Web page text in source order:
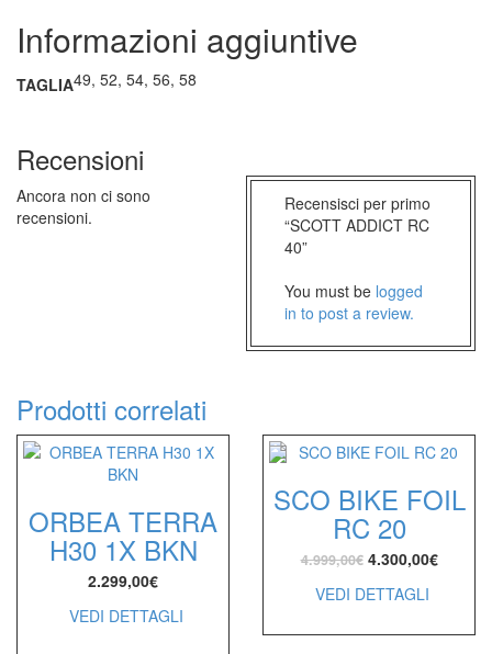
Informazioni aggiuntive
TAGLIA49, 52, 54, 56, 58
Recensioni
Ancora non ci sono
recensioni.
Recensisci per primo
“SCOTT ADDICT RC
40”
You must be logged
in to post a review.
Prodotti correlati
ORBEA TERRA
H30 1X BKN
2.299,00€
VEDI DETTAGLI
SCO BIKE FOIL
RC 20
4.999,00€ 4.300,00€
VEDI DETTAGLI